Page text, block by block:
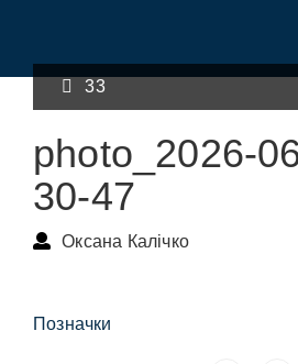
33
photo_2026-
30-47
Оксана Калічко
Позначки